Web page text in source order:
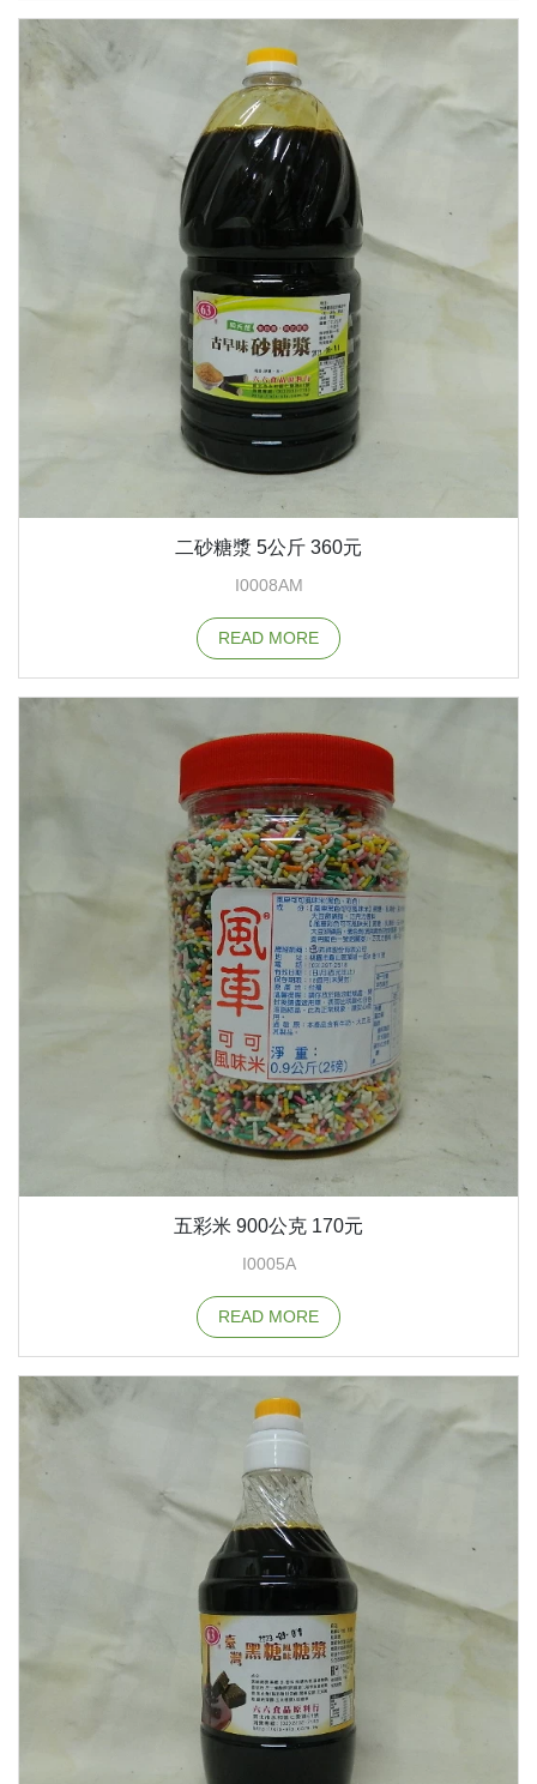
二砂糖漿 5公斤 360元
I0008AM
READ MORE
五彩米 900公克 170元
I0005A
READ MORE